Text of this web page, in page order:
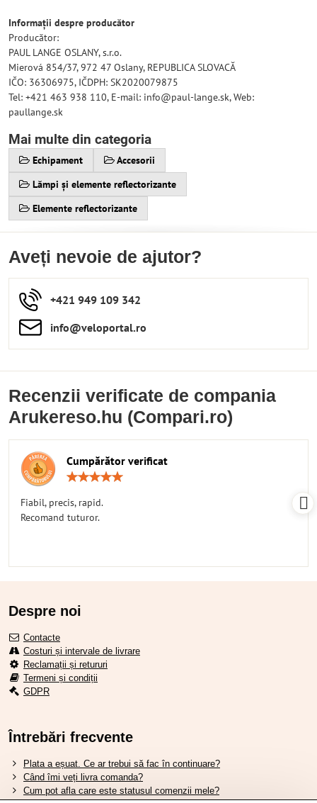
Informații despre producător
Producător:
PAUL LANGE OSLANY, s.r.o.
Mierová 854/37, 972 47 Oslany, REPUBLICA SLOVACĂ
IČO: 36306975, IČDPH: SK2020079875
Tel: +421 463 938 110, E-mail: info@paul-lange.sk, Web:
paullange.sk
Mai multe din categoria
Echipament
Accesorii
Lămpi și elemente reflectorizante
Elemente reflectorizante
Aveți nevoie de ajutor?
+421 949 109 342
info​​@veloportal​.ro
Recenzii verificate de compania
Arukereso.hu (Compari.ro)
Cumpărător verificat
Fiabil, precis, rapid.
Recomand tuturor.
Despre noi
Contacte
Costuri și intervale de livrare
Reclamații și retururi
Termeni și condiții
GDPR
Întrebări frecvente
Plata a eșuat. Ce ar trebui să fac în continuare?
Când îmi veți livra comanda?
Cum pot afla care este statusul comenzii mele?